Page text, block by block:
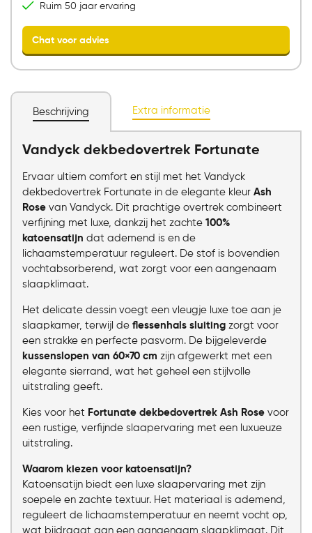
Ruim 50 jaar ervaring
Chat voor advies
Beschrijving Extra informatie
Vandyck dekbedovertrek Fortunate
Ervaar ultiem comfort en stijl met het Vandyck
dekbedovertrek Fortunate in de elegante kleur Ash
Rose van Vandyck. Dit prachtige overtrek combineert
verfijning met luxe, dankzij het zachte 100%
katoensatijn dat ademend is en de
lichaamstemperatuur reguleert. De stof is bovendien
vochtabsorberend, wat zorgt voor een aangenaam
slaapklimaat.
Het delicate dessin voegt een vleugje luxe toe aan je
slaapkamer, terwijl de flessenhals sluiting zorgt voor
een strakke en perfecte pasvorm. De bijgeleverde
kussenslopen van 60×70 cm zijn afgewerkt met een
elegante sierrand, wat het geheel een stijlvolle
uitstraling geeft.
Kies voor het Fortunate dekbedovertrek Ash Rose voor
een rustige, verfijnde slaapervaring met een luxueuze
uitstraling.
Waarom kiezen voor katoensatijn?
Katoensatijn biedt een luxe slaapervaring met zijn
soepele en zachte textuur. Het materiaal is ademend,
reguleert de lichaamstemperatuur en neemt vocht op,
wat bijdraagt aan een aangenaam slaapklimaat. Dit